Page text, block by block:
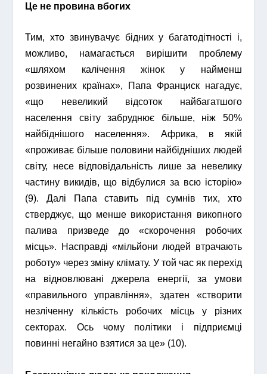
Це не провина вбогих
Тим, хто звинувачує бідних у багатодітності і,
можливо, намагається вирішити проблему
«шляхом калічення жінок у найменш
розвинених країнах», Папа Франциск нагадує,
«що невеликий відсоток найбагатшого
населення світу забруднює більше, ніж 50%
найбіднішого населення». Африка, в якій
«проживає більше половини найбідніших людей
світу, несе відповідальність лише за невелику
частину викидів, що відбулися за всю історію»
(9). Далі Папа ставить під сумнів тих, хто
стверджує, що менше використання викопного
палива призведе до «скорочення робочих
місць». Насправді «мільйони людей втрачають
роботу» через зміну клімату. У той час як перехід
на відновлювані джерела енергії, за умови
«правильного управління», здатен «створити
незліченну кількість робочих місць у різних
секторах. Ось чому політики і підприємці
повинні негайно взятися за це» (10).